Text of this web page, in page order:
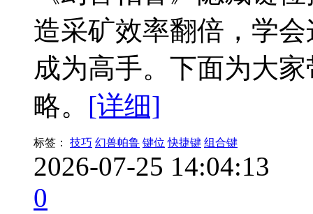
造采矿效率翻倍，学
成为高手。下面为大
略。 [详细]
标签： 技巧 幻兽帕鲁 键位 快捷键 组合键
2026-07-25 14:04:13
0